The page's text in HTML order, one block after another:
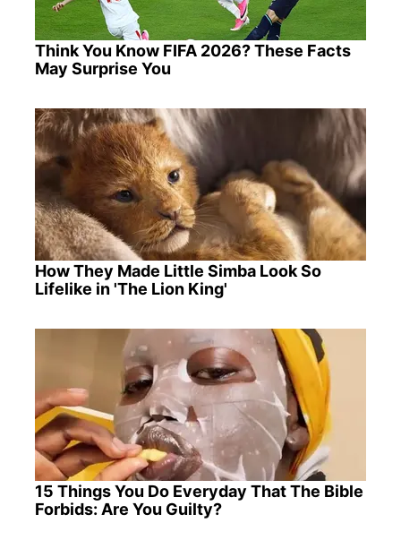
Think You Know FIFA 2026? These Facts
May Surprise You
How They Made Little Simba Look So
Lifelike in 'The Lion King'
15 Things You Do Everyday That The Bible
Forbids: Are You Guilty?